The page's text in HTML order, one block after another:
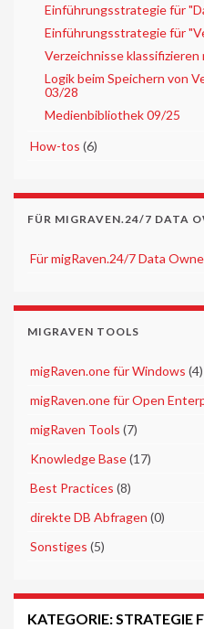
Einführungsstrategie für
Einführungsstrategie für
Verzeichnisse
Logik beim Speichern von
03/28
Medienbibliothek 09/25
How-tos (6)
FÜR MIGRAVEN.24/7 DATA
Für migRaven.24/7 Data
MIGRAVEN TOOLS
migRaven.one für Windows (4)
migRaven.one für Open
migRaven Tools (7)
Knowledge Base(17)
Best Practices (8)
direkte DB Abfragen (0)
Sonstiges (5)
KATEGORIE:STRATEGIE